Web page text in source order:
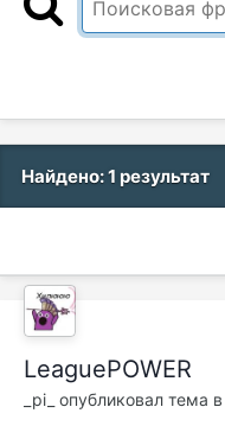
Найдено: 1 результат
LeaguePOWER
_pi_ опубликовал тема в